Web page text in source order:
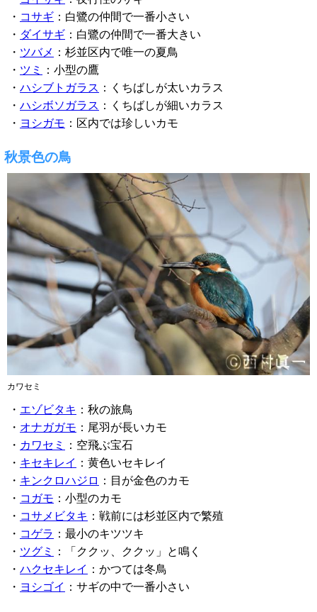
・ コサギ ：白鷺の仲間で一番小さい
・ ダイサギ ：白鷺の仲間で一番大きい
・ ツバメ ：杉並区内で唯一の夏鳥
・ ツミ
：小型の鷹
・ ハシブトガラス ：くちばしが太いカラス
・ ハシボソガラス ：くちばしが細いカラス
・ ヨシガモ ：区内では珍しいカモ
秋景色の鳥
・ エゾビタキ ：秋の旅鳥
・ オナガガモ ：尾羽が長いカモ
・ カワセミ
：空飛ぶ宝石
・ キセキレイ ：黄色いセキレイ
・ キンクロハジロ ：目が金色のカモ
・ コガモ ：小型のカモ
・ コサメビタキ ：戦前には杉並区内で繁殖
・ コゲラ ：最小のキツツキ
・ ツグミ
：「ククッ、ククッ」と鳴く
・ ハクセキレイ ：かつては冬鳥
・ ヨシゴイ ：サギの中で一番小さい
カワセミ